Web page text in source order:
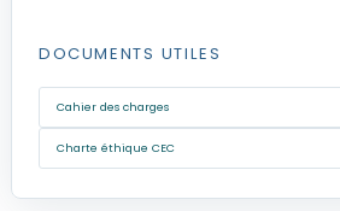
DOCUMENTS UTILES
Cahier des charges
Charte éthique CEC